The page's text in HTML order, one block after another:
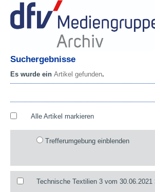
Suchergebnisse
Es wurde ein Artikel gefunden.
Alle Artikel markieren
Trefferumgebung einblenden
Technische Textilien 3 vom